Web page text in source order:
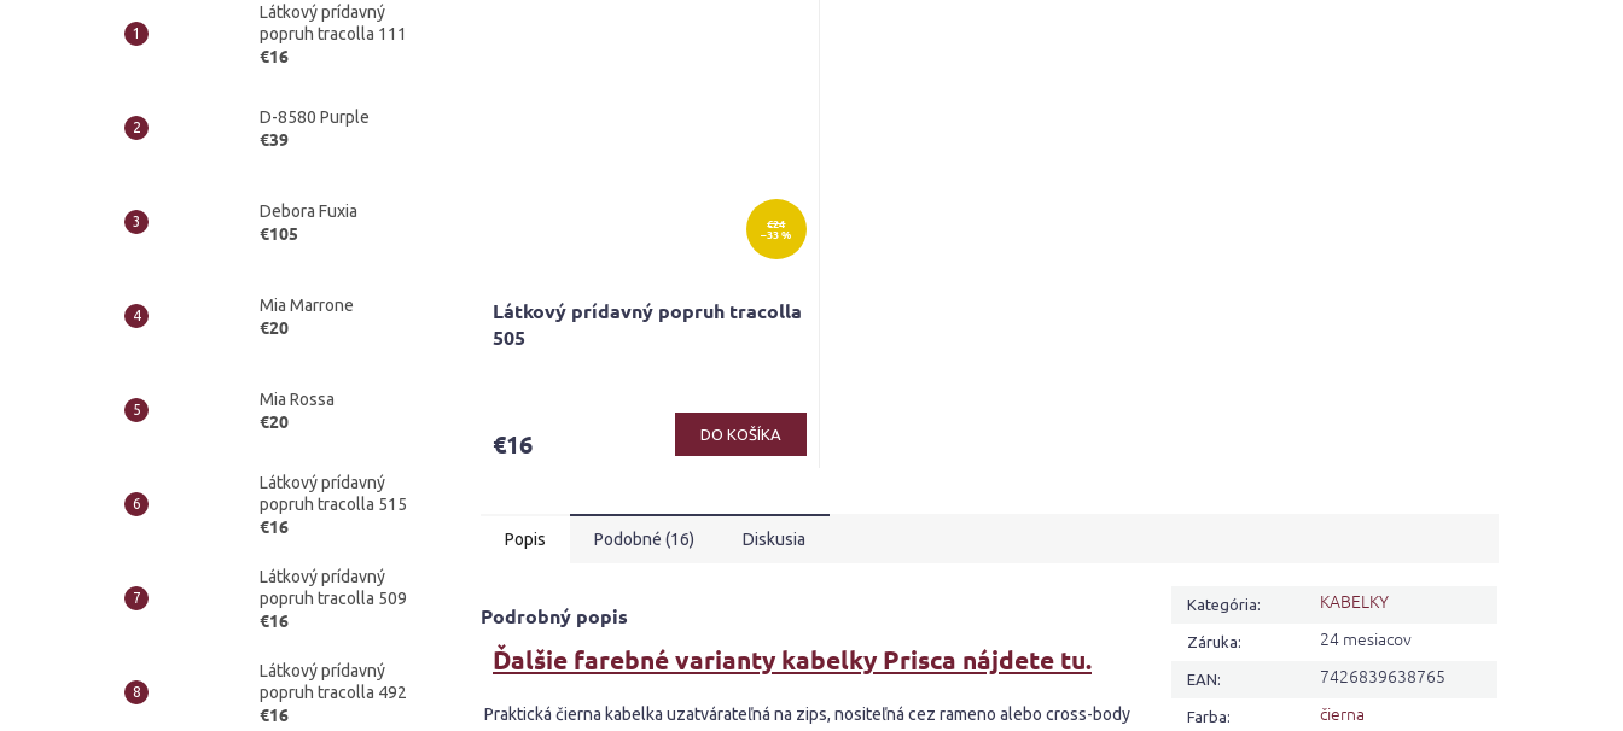
Látkový prídavný
popruh tracolla 111
€16
D-8580 Purple
€39
Debora Fuxia
€105
Mia Marrone
€20
Mia Rossa
€20
Látkový prídavný
popruh tracolla 515
€16
Látkový prídavný
popruh tracolla 509
€16
Látkový prídavný
popruh tracolla 492
€16
€24
–33 %
Látkový prídavný popruh tracolla
505
je
hviezdičiek.
€16 DO KOŠÍKA
Popis Podobné (16) Diskusia
Podrobný popis
Ďalšie farebné varianty kabelky Prisca nájdete tu.
Praktická čierna kabelka uzatvárateľná na zips, nositeľná cez rameno alebo cross-body
Kategória: KABELKY
Záruka: 24 mesiacov
EAN: 7426839638765
Farba: čierna